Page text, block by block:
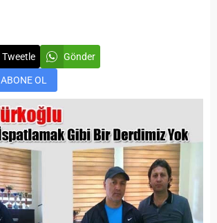
Tweetle Gönder
ABONE OL